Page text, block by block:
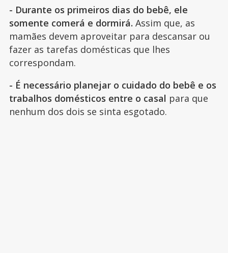
- Durante os primeiros dias do bebê, ele
somente comerá e dormirá. Assim que, as
mamães devem aproveitar para descansar ou
fazer as tarefas domésticas que lhes
correspondam.
- É necessário planejar o cuidado do bebê e os
trabalhos domésticos entre o casal para que
nenhum dos dois se sinta esgotado.